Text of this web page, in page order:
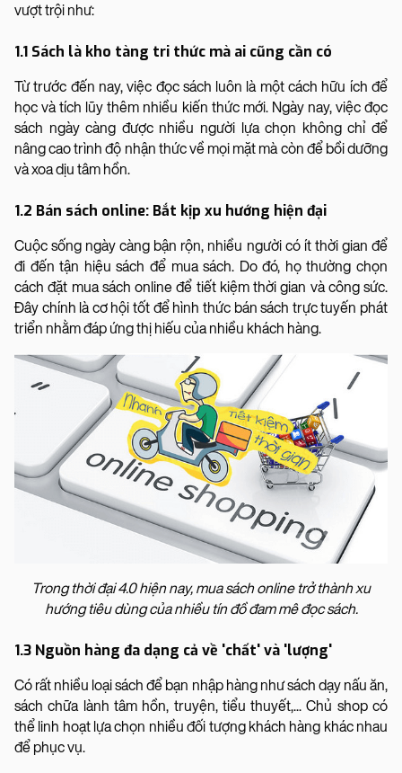
vượt trội như:
1.1 Sách là kho tàng tri thức mà ai cũng cần có
Từ trước đến nay, việc đọc sách luôn là một cách hữu ích để
học và tích lũy thêm nhiều kiến thức mới. Ngày nay, việc đọc
sách ngày càng được nhiều người lựa chọn không chỉ để
nâng cao trình độ nhận thức về mọi mặt mà còn để bồi dưỡng
và xoa dịu tâm hồn.
1.2 Bán sách online: Bắt kịp xu hướng hiện đại
Cuộc sống ngày càng bận rộn, nhiều người có ít thời gian để
đi đến tận hiệu sách để mua sách. Do đó, họ thường chọn
cách đặt mua sách online để tiết kiệm thời gian và công sức.
Đây chính là cơ hội tốt để hình thức bán sách trực tuyến phát
triển nhằm đáp ứng thị hiếu của nhiều khách hàng.
Trong thời đại 4.0 hiện nay, mua sách online trở thành xu
hướng tiêu dùng của nhiều tín đồ đam mê đọc sách.
1.3 Nguồn hàng đa dạng cả về 'chất' và 'lượng'
Có rất nhiều loại sách để bạn nhập hàng như sách dạy nấu ăn,
sách chữa lành tâm hồn, truyện, tiểu thuyết,... Chủ shop có
thể linh hoạt lựa chọn nhiều đối tượng khách hàng khác nhau
để phục vụ.